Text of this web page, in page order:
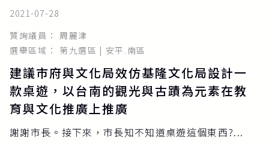
2021-07-28
質詢議員： 周麗津
選舉區域： 第九選區 | 安平.南區
建議市府與文化局效仿基隆文化局設計一
款桌遊，以台南的觀光與古蹟為元素在教
育與文化推廣上推廣
謝謝市長。接下來，市長知不知道桌遊這個東西?...